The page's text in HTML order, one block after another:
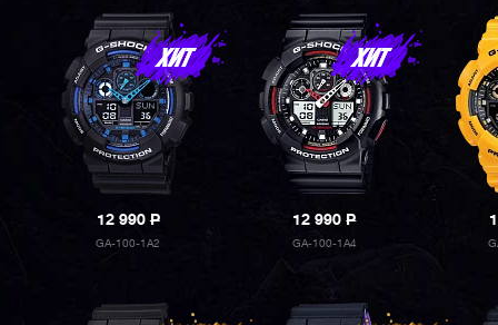
12 990P
GA-100-1A2
12 990P
GA-100-1A4